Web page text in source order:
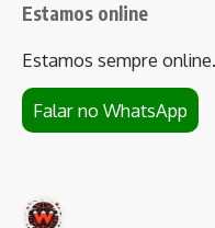
Estamos online
Estamos sempre
Falar no WhatsApp